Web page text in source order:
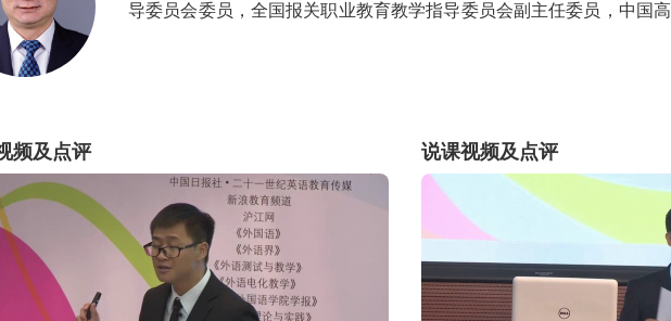
导委员会委员，全国报关职业教育教学指导委员会副主任委员，中国高
频及点评 说课视频及点评